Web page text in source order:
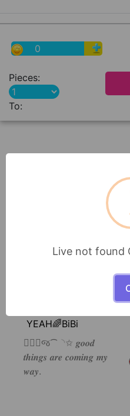
Live not found
0
Pieces:
To:
1028
YEAH🌈BiBi
🧚🏻‍♀️જ⁀◝✩ 𝒈𝒐𝒐𝒅
𝒕𝒉𝒊𝒏𝒈𝒔 𝒂𝒓𝒆 𝒄𝒐𝒎𝒊𝒏𝒈 𝒎𝒚
𝒘𝒂𝒚.